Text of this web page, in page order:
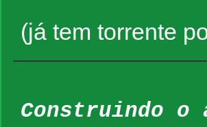
(já tem torrente
Construindo o